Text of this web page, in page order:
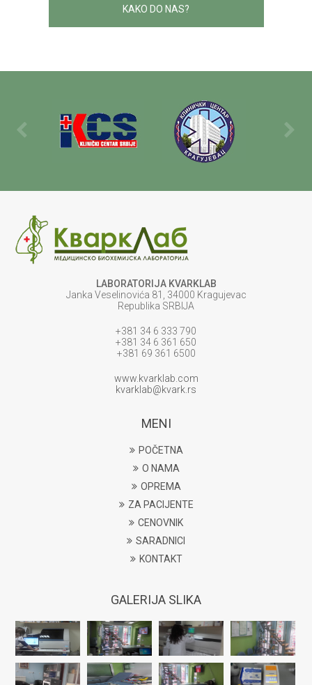
KAKO DO NAS?
LABORATORIJA KVARKLAB
Janka Veselinovića 81, 34000 Kragujevac
Republika SRBIJA
+381 34 6 333 790
+381 34 6 361 650
+381 69 361 6500
www.kvarklab.com
kvarklab@kvark.rs
MENI
POČETNA
O NAMA
OPREMA
ZA PACIJENTE
CENOVNIK
SARADNICI
KONTAKT
GALERIJA SLIKA